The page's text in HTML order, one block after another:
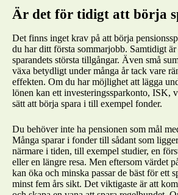
Är det för tidigt att börja
Det finns inget krav på att börja
du har ditt första sommarjobb. Samtidigt
sparandets största tillgångar. Även små
växa betydligt under många år tack vare
effekten. Om du har möjlighet att lägga
lönen kan ett investeringssparkonto, ISK,
sätt att börja spara i till exempel fonder.
Du behöver inte ha pensionen som mål
Många sparar i fonder till sådant som
närmare i tiden, till exempel studier, en
eller en längre resa. Men eftersom värdet
kan öka och minska passar de bäst för ett
minst fem års sikt. Det viktigaste är att